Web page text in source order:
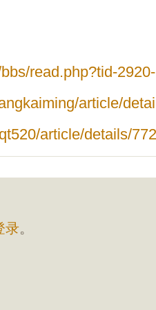
read.php?tid-
article/
article/details/
录。